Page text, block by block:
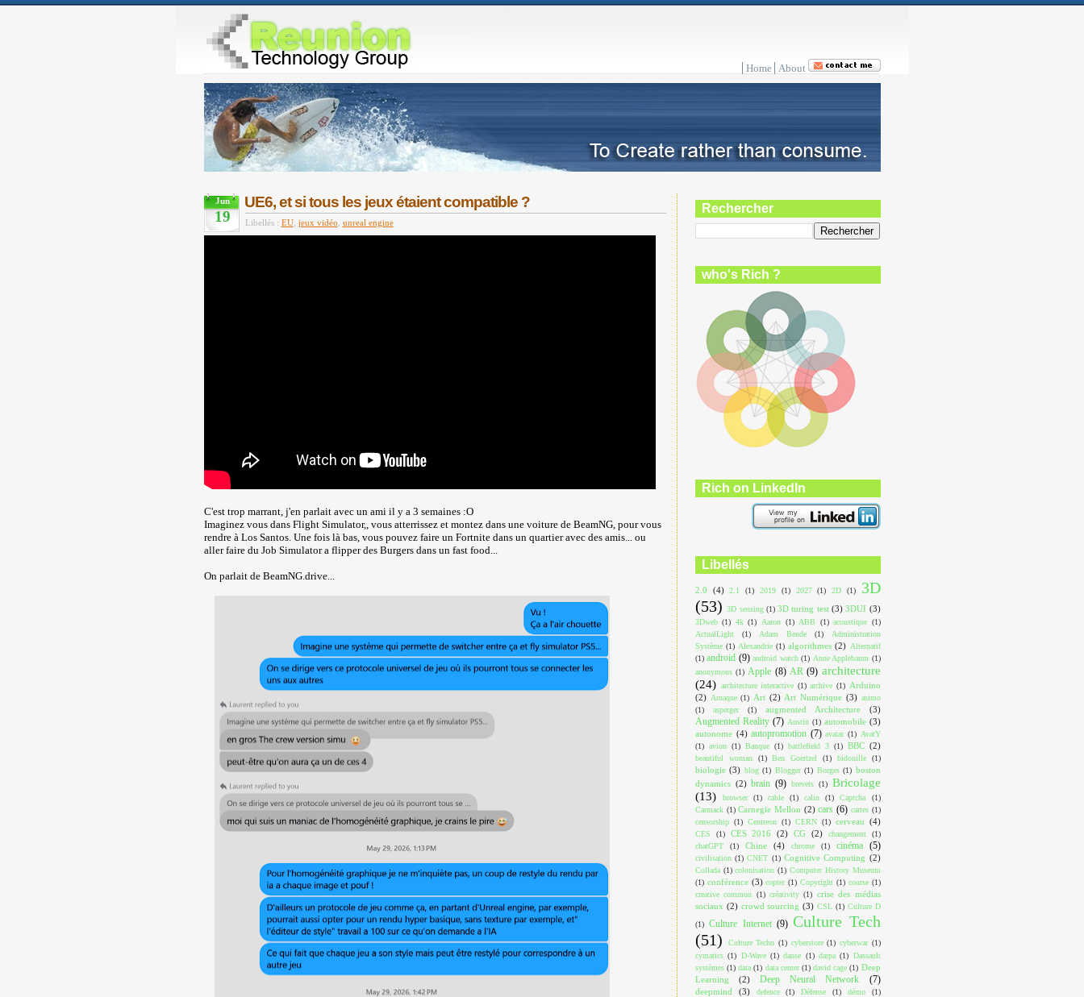
Home About
Jun
19
UE6, et si tous les jeux étaient compatible ?
Libellés : EU, jeux vidéo unreal engine
C'est trop marrant, j'en parlait avec un ami il y a 3 semaines :O
Imaginez vous dans Flight Simulator,, vous atterrissez et montez dans une voiture de BeamNG, pour vous
rendre à Los Santos. Une fois là bas, vous pouvez faire un Fortnite dans un quartier avec des amis... ou
aller faire du Job Simulator a flipper des Burgers dans un fast food...
On parlait de BeamNG.drive...
Rechercher
who's Rich ?
Rich on LinkedIn
Libellés
2.0 (4) 2.1 (1) 2019 (1) 2027 (1) 2D (1)
3D
(53) 3D sensing (1) 3D turing test (3) 3DUI (3)
3Dweb (1) 4k (1) Aaron (1) ABB (1) acoustique (1)
ActualLight
(1) Adam Bende (1)
Administration
Système (1) Alexandrie (1) algorithmes (2) Alternatif
(1) android (9) android watch (1) Anne Applebaum (1)
anonymous (1) Apple (8) AR (9) architecture
(24) architecture interactive (1) archive (1) Arduino
(2) Arnaque (1) Art (2) Art Numérique (3) asimo
(1)
asperger (1) augmented Architecture (3)
Augmented Reality (7) Austin (1) automobile (3)
autonome (4) autopromotion (7) avatar (1) AvatY
(1) avion (1) Banque (1) battlefield 3 (1) BBC (2)
beautiful woman (1) Ben Goertzel (1) bidouille (1)
biologie (3) blog (1) Blogger (1) Borges (1) boston
dynamics (2) brain (9) brevets (1) Bricolage
(13)
browser (1) cable (1) calin (1) Captcha
(1)
Carmack (1) Carnegie Mellon (2) cars (6) cartes (1)
censorship (1) Centreon (1) CERN (1) cerveau (4)
CES (1) CES 2016 (2) CG (2) changement
(1)
chatGPT
(1) Chine (4) chrome (1) cinéma (5)
civilisation (1) CNET (1) Cognitive Computing (2)
Collada (1) colonisation (1) Computer History Museum
(1) conférence (3) copter (1) Copyright (1) course (1)
creative common (1) créativity (1) crise des médias
sociaux (2) crowd sourcing (3) CSL (1) Culture D
(1) Culture Internet (9) Culture Tech
(51)
Culture Techn (1) cyberstore (1) cyberwar (1)
cymatics (1) D-Wave (1) danse (1) darpa (1) Dassault
systèmes (1) data (1) data center (1) david cage (1) Deep
Learning
(2) Deep Neural Network (7)
deepmind (3) defence (1) Défense (1) démo
(1)